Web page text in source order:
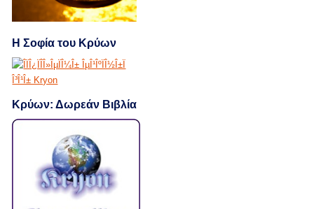
Η Σοφία του Κρύων
Κρύων: Δωρεάν Βιβλία